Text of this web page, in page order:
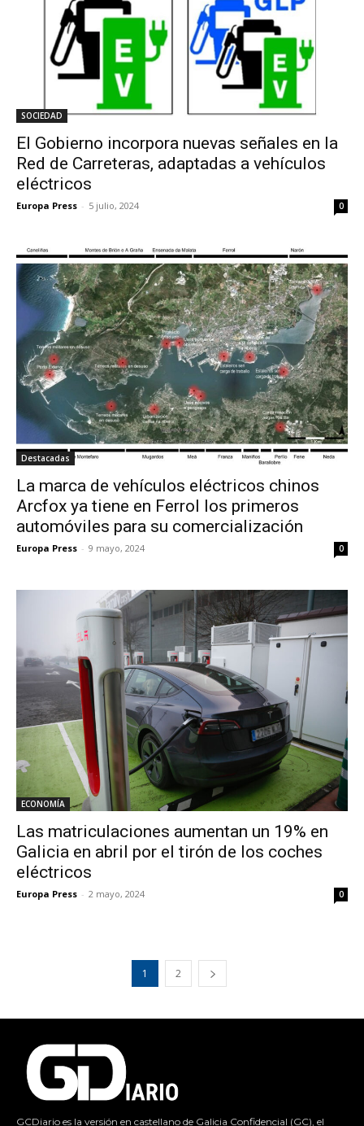
SOCIEDAD
El Gobierno incorpora nuevas señales en la
Red de Carreteras, adaptadas a vehículos
eléctricos
Europa Press - 5 julio, 2024 0
Destacadas
La marca de vehículos eléctricos chinos
Arcfox ya tiene en Ferrol los primeros
automóviles para su comercialización
Europa Press - 9 mayo, 2024 0
ECONOMÍA
Las matriculaciones aumentan un 19% en
Galicia en abril por el tirón de los coches
eléctricos
Europa Press - 2 mayo, 2024 0
1 2
GCDiario es la versión en castellano de Galicia Confidencial (GC), el